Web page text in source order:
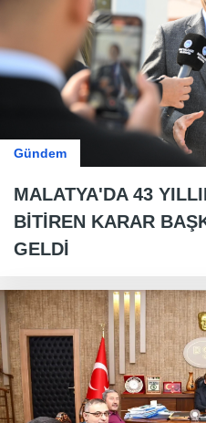
Gündem
MALATYA'DA 43
BİTİREN KARAR
GELDİ